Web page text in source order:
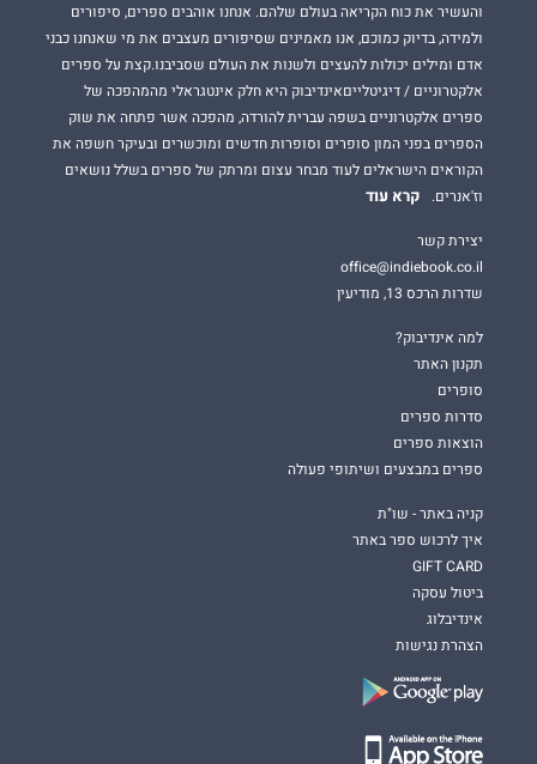
והעשיר את כוח הקריאה בעולם שלהם. אנחנו אוהבים ספרים, סיפורים
ולמידה, בדיוק כמוכם, אנו מאמינים שסיפורים מעצבים את מי שאנחנו כבני
אדם ומילים יכולות להעצים ולשנות את העולם שסביבנו.קצת על ספרים
אלקטרוניים / דיגיטלייםאינדיבוק היא חלק אינטגראלי מהמהפכה של
ספרים אלקטרוניים בשפה עברית להורדה, מהפכה אשר פתחה את שוק
הספרים בפני המון סופרים וסופרות חדשים ומוכשרים ובעיקר חשפה את
הקוראים הישראלים לעוד מבחר עצום ומרתק של ספרים בשלל נושאים
וז'אנרים.
קרא עוד
יצירת קשר
office@indiebook.co.il
שדרות הרכס 13, מודיעין
למה אינדיבוק?
תקנון האתר
סופרים
סדרות ספרים
הוצאות ספרים
ספרים במבצעים ושיתופי פעולה
קניה באתר - שו"ת
איך לרכוש ספר באתר
GIFT CARD
ביטול עסקה
אינדיבלוג
הצהרת נגישות